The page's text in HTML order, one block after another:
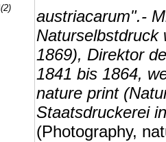
(2)
austriacarum".-
Naturselbstdruck
1869), Direktor
1841 bis 1864,
nature print
Staatsdruckerei
(Photography,